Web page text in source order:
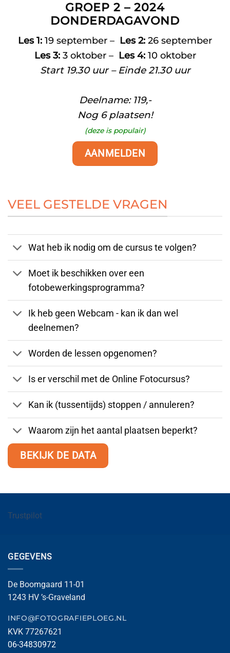
GROEP 2 – 2024
DONDERDAGAVOND
Les 1: 19 september – Les 2: 26 september
Les 3:3 oktober – Les 4:10 oktober
Start 19.30 uur – Einde 21.30 uur
Deelname: 119,-
Nog 6 plaatsen!
(deze is populair)
AANMELDEN
VEEL GESTELDE VRAGEN
Wat heb ik nodig om de cursus te volgen?
Moet ik beschikken over een
fotobewerkingsprogramma?
Ik heb geen Webcam - kan ik dan wel
deelnemen?
Worden de lessen opgenomen?
Is er verschil met de Online Fotocursus?
Kan ik (tussentijds) stoppen / annuleren?
Waarom zijn het aantal plaatsen beperkt?
BEKIJK DE DATA
Trustpilot
GEGEVENS
De Boomgaard 11-01
1243 HV ’s-Graveland
INFO@FOTOGRAFIEPLOEG.NL
KVK 77267621
06-34830972